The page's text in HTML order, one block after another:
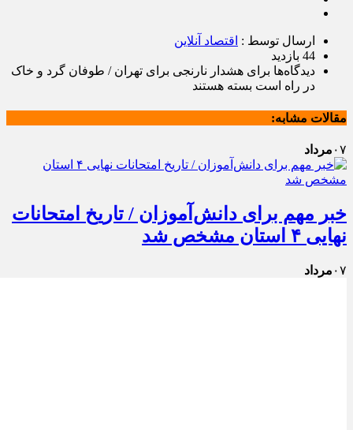
ارسال توسط : اقتصاد آنلاین
44 بازدید
دیدگاه‌ها برای هشدار نارنجی برای تهران / طوفان گرد و خاک
در راه است بسته هستند
مقالات مشابه:
۰۷ مرداد
خبر مهم برای دانش‌آموزان / تاریخ امتحانات
نهایی ۴ استان مشخص شد
۰۷ مرداد